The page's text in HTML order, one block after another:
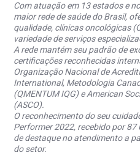
Com atuação em 13 estados e
maior rede de saúde do Brasil,
qualidade, clínicas oncológicas
variedade de serviços
A rede mantém seu padrão de
certificações reconhecidas
Organização Nacional de
International, Metodologia
(QMENTUM IQG) e American
(ASCO).
O reconhecimento do seu
Performer 2022, recebido por 87
de destaque no atendimento a
do setor.